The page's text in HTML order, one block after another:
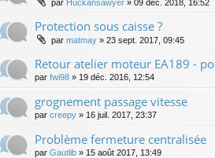
par Huckansawyer » 09 déc. 2018, 16:52
Protection sous caisse ?
par matmay » 23 sept. 2017, 09:45
Retour atelier moteur EA189 -
par fwi98 » 19 déc. 2016, 12:54
grognement passage vitesse
par creepy » 16 juil. 2017, 23:37
Problème fermeture centralisée
par Gautlib » 15 août 2017, 13:49